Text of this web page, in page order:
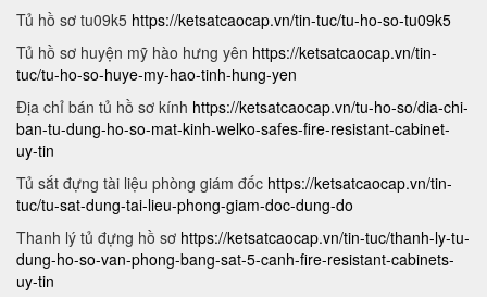
Tủ hồ sơ tu09k5 https://ketsatcaocap.vn/tin-tuc/tu-ho-so-tu09k5
Tủ hồ sơ huyện mỹ hào hưng yên https://ketsatcaocap.vn/tin-
tuc/tu-ho-so-huye-my-hao-tinh-hung-yen
Địa chỉ bán tủ hồ sơ kính https://ketsatcaocap.vn/tu-ho-so/dia-chi-
ban-tu-dung-ho-so-mat-kinh-welko-safes-fire-resistant-cabinet-
uy-tin
Tủ sắt đựng tài liệu phòng giám đốc https://ketsatcaocap.vn/tin-
tuc/tu-sat-dung-tai-lieu-phong-giam-doc-dung-do
Thanh lý tủ đựng hồ sơ https://ketsatcaocap.vn/tin-tuc/thanh-ly-tu-
dung-ho-so-van-phong-bang-sat-5-canh-fire-resistant-cabinets-
uy-tin